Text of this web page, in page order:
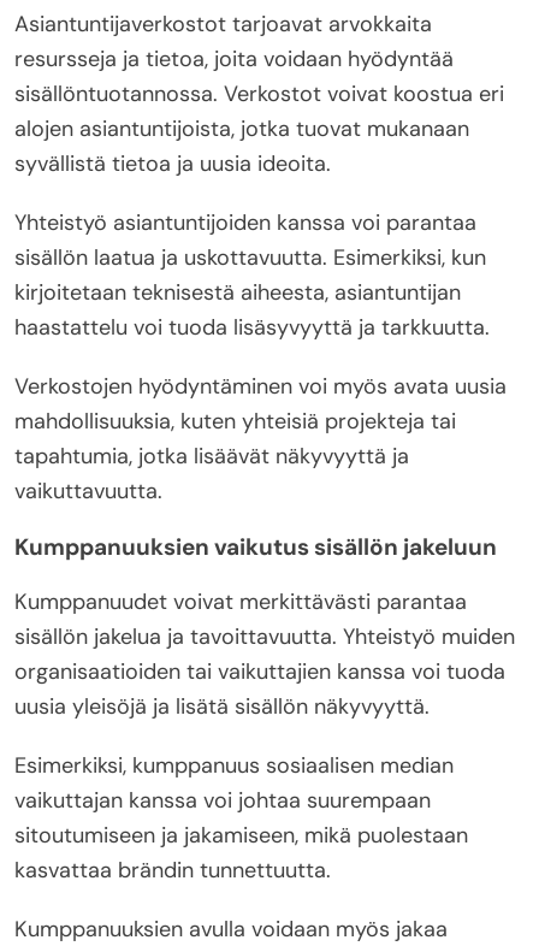
Asiantuntijaverkostot tarjoavat arvokkaita
resursseja ja tietoa, joita voidaan hyödyntää
sisällöntuotannossa. Verkostot voivat koostua eri
alojen asiantuntijoista, jotka tuovat mukanaan
syvällistä tietoa ja uusia ideoita.
Yhteistyö asiantuntijoiden kanssa voi parantaa
sisällön laatua ja uskottavuutta. Esimerkiksi, kun
kirjoitetaan teknisestä aiheesta, asiantuntijan
haastattelu voi tuoda lisäsyvyyttä ja tarkkuutta.
Verkostojen hyödyntäminen voi myös avata uusia
mahdollisuuksia, kuten yhteisiä projekteja tai
tapahtumia, jotka lisäävät näkyvyyttä ja
vaikuttavuutta.
Kumppanuuksien vaikutus sisällön jakeluun
Kumppanuudet voivat merkittävästi parantaa
sisällön jakelua ja tavoittavuutta. Yhteistyö muiden
organisaatioiden tai vaikuttajien kanssa voi tuoda
uusia yleisöjä ja lisätä sisällön näkyvyyttä.
Esimerkiksi, kumppanuus sosiaalisen median
vaikuttajan kanssa voi johtaa suurempaan
sitoutumiseen ja jakamiseen, mikä puolestaan
kasvattaa brändin tunnettuutta.
Kumppanuuksien avulla voidaan myös jakaa